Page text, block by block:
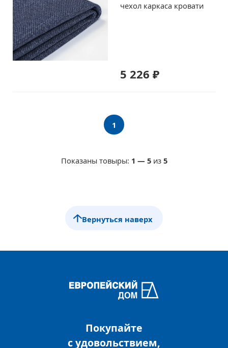
чехол каркаса кровати
5 226 ₽
Показаны товыры: 1 — 5из 5
1
Вернуться наверх
Покупайте
с удовольствием,